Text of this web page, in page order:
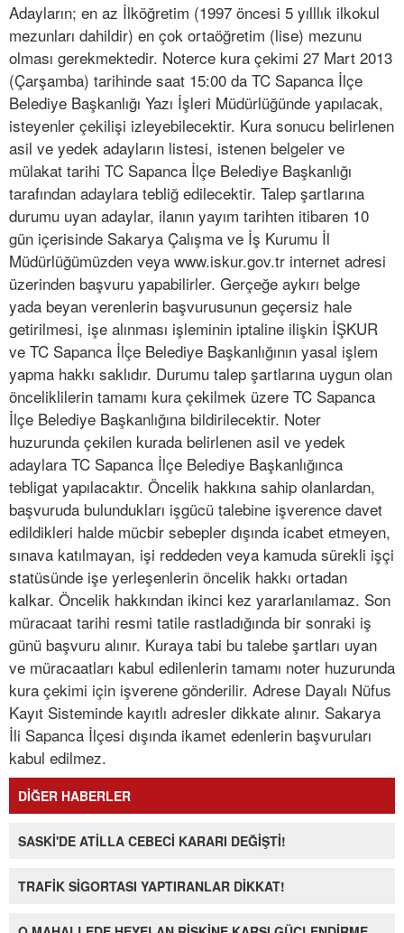
Adayların; en az İlköğretim (1997 öncesi 5 yılllık ilkokul
mezunları dahildir) en çok ortaöğretim (lise) mezunu
olması gerekmektedir. Noterce kura çekimi 27 Mart 2013
(Çarşamba) tarihinde saat 15:00 da TC Sapanca İlçe
Belediye Başkanlığı Yazı İşleri Müdürlüğünde yapılacak,
isteyenler çekilişi izleyebilecektir. Kura sonucu belirlenen
asil ve yedek adayların listesi, istenen belgeler ve
mülakat tarihi TC Sapanca İlçe Belediye Başkanlığı
tarafından adaylara tebliğ edilecektir. Talep şartlarına
durumu uyan adaylar, ilanın yayım tarihten itibaren 10
gün içerisinde Sakarya Çalışma ve İş Kurumu İl
Müdürlüğümüzden veya www.iskur.gov.tr internet adresi
üzerinden başvuru yapabilirler. Gerçeğe aykırı belge
yada beyan verenlerin başvurusunun geçersiz hale
getirilmesi, işe alınması işleminin iptaline ilişkin İŞKUR
ve TC Sapanca İlçe Belediye Başkanlığının yasal işlem
yapma hakkı saklıdır. Durumu talep şartlarına uygun olan
önceliklilerin tamamı kura çekilmek üzere TC Sapanca
İlçe Belediye Başkanlığına bildirilecektir. Noter
huzurunda çekilen kurada belirlenen asil ve yedek
adaylara TC Sapanca İlçe Belediye Başkanlığınca
tebligat yapılacaktır. Öncelik hakkına sahip olanlardan,
başvuruda bulundukları işgücü talebine işverence davet
edildikleri halde mücbir sebepler dışında icabet etmeyen,
sınava katılmayan, işi reddeden veya kamuda sürekli işçi
statüsünde işe yerleşenlerin öncelik hakkı ortadan
kalkar. Öncelik hakkından ikinci kez yararlanılamaz. Son
müracaat tarihi resmi tatile rastladığında bir sonraki iş
günü başvuru alınır. Kuraya tabi bu talebe şartları uyan
ve müracaatları kabul edilenlerin tamamı noter huzurunda
kura çekimi için işverene gönderilir. Adrese Dayalı Nüfus
Kayıt Sisteminde kayıtlı adresler dikkate alınır. Sakarya
İli Sapanca İlçesi dışında ikamet edenlerin başvuruları
kabul edilmez.
DİĞER HABERLER
SASKİ'DE ATİLLA CEBECİ KARARI DEĞİŞTİ!
TRAFİK SİGORTASI YAPTIRANLAR DİKKAT!